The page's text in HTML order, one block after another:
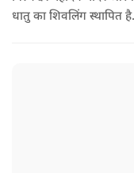
धातु का शिवलिंग स्थापित